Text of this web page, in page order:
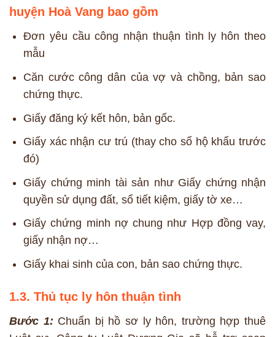
huyện Hoà Vang bao gồm
Đơn yêu cầu công nhận thuận tình ly hôn theo
mẫu
Căn cước công dân của vợ và chồng, bản sao
chứng thực.
Giấy đăng ký kết hôn, bản gốc.
Giấy xác nhận cư trú (thay cho sổ hộ khẩu trước
đó)
Giấy chứng minh tài sản như Giấy chứng nhận
quyền sử dụng đất, sổ tiết kiệm, giấy tờ xe…
Giấy chứng minh nợ chung như Hợp đồng vay,
giấy nhận nợ…
Giấy khai sinh của con, bản sao chứng thực.
1.3. Thủ tục ly hôn thuận tình
Bước 1: Chuẩn bị hồ sơ ly hôn, trường hợp thuê